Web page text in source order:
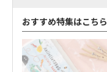
おすすめ特集はこちら